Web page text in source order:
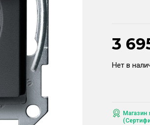
3
Нет в